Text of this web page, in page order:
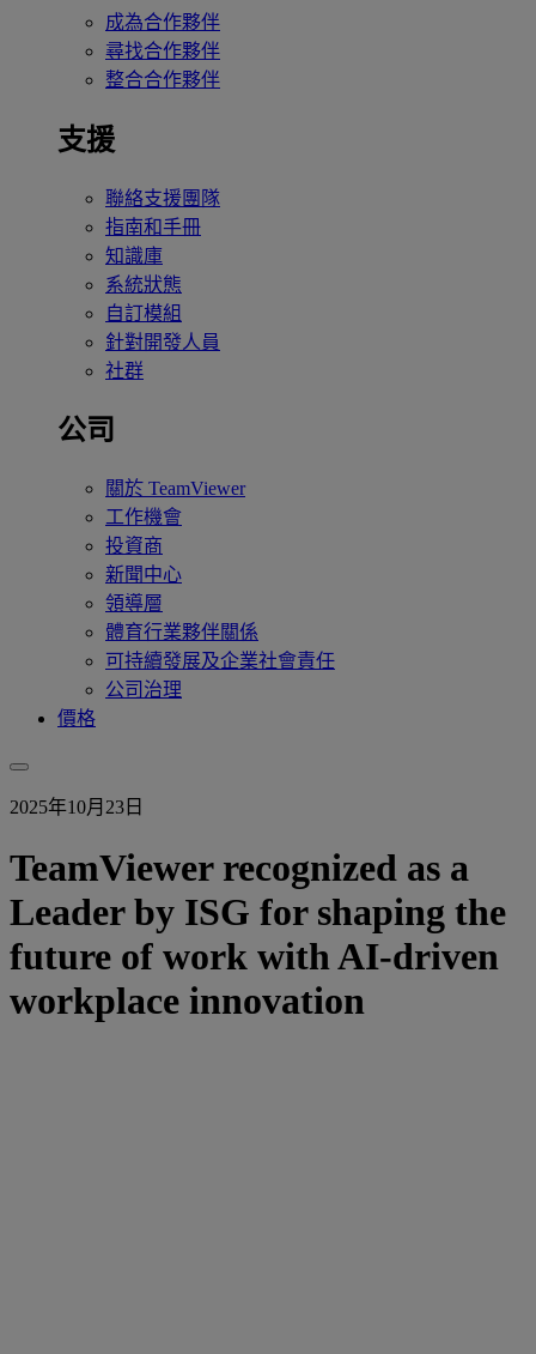
成為合作夥伴
尋找合作夥伴
整合合作夥伴
支援
聯絡支援團隊
指南和手冊
知識庫
系統狀態
自訂模組
針對開發人員
社群
公司
關於 TeamViewer
工作機會
投資商
新聞中心
領導層
體育行業夥伴關係
可持續發展及企業社會責任
公司治理
價格
2025年10月23日
TeamViewer recognized as a
Leader by ISG for shaping the
future of work with AI-driven
workplace innovation